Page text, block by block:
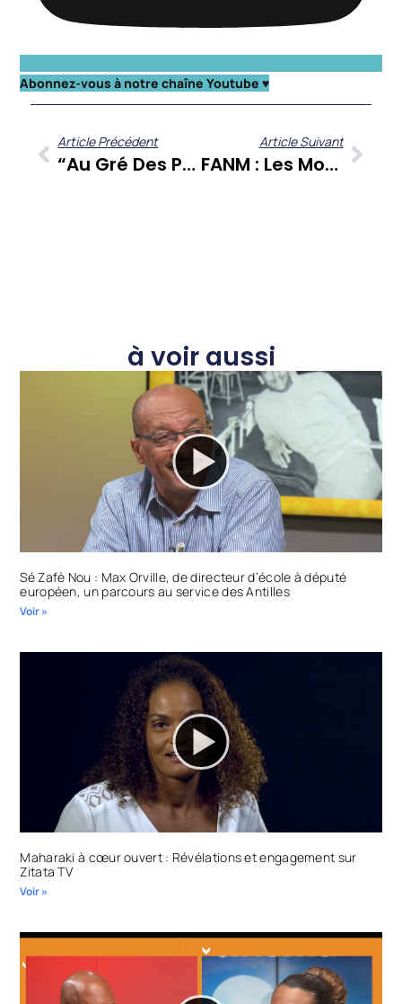
Abonnez-vous à notre chaîne Youtube ♥️
Article Précédent
“Au Gré Des Pages” : La Littérature Caribéenne A Son Rendez-Vous Sur Zitata TV
Article Suivant
FANM : Les Moments Clés De L’empouvoirement Féminin Caribéen En Une Rétrospective
à voir aussi
Sé Zafè Nou : Max Orville, de directeur d’école à député
européen, un parcours au service des Antilles
Voir »
Maharaki à cœur ouvert : Révélations et engagement sur
Zitata TV
Voir »